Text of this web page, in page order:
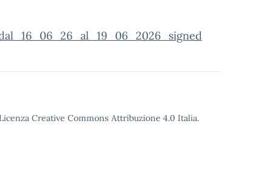
Creative Commons Attribuzione 4.0 Italia.